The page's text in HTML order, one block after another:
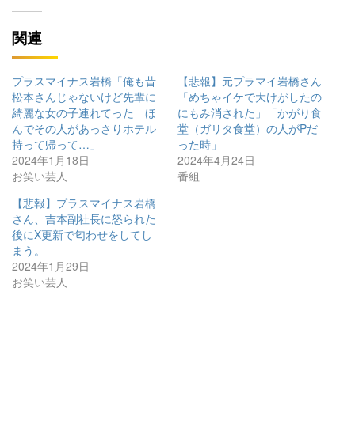
関連
プラスマイナス岩橋「俺も昔
松本さんじゃないけど先輩に
綺麗な女の子連れてった ほ
んでその人があっさりホテル
持って帰って…」
2024年1月18日
お笑い芸人
【悲報】元プラマイ岩橋さん
「めちゃイケで大けがしたの
にもみ消された」「かがり食
堂（ガリタ食堂）の人がPだ
った時」
2024年4月24日
番組
【悲報】プラスマイナス岩橋
さん、吉本副社長に怒られた
後にX更新で匂わせをしてし
まう。
2024年1月29日
お笑い芸人